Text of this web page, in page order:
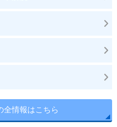
全情報はこちら